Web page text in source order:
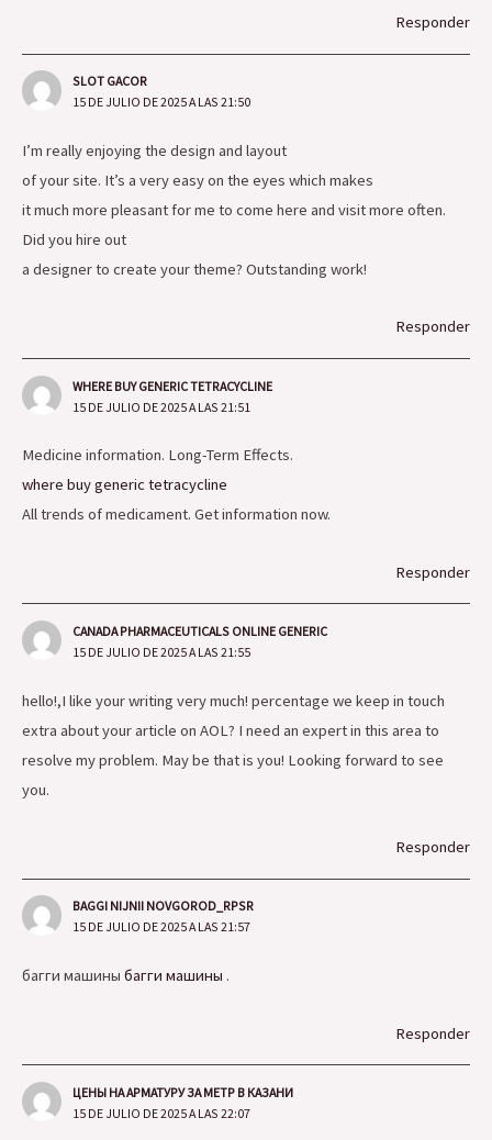
Responder
SLOT GACOR
15 DE JULIO DE 2025 A LAS 21:50
I’m really enjoying the design and layout
of your site. It’s a very easy on the eyes which makes
it much more pleasant for me to come here and visit more often.
Did you hire out
a designer to create your theme? Outstanding work!
Responder
WHERE BUY GENERIC TETRACYCLINE
15 DE JULIO DE 2025 A LAS 21:51
Medicine information. Long-Term Effects.
where buy generic tetracycline
All trends of medicament. Get information now.
Responder
CANADA PHARMACEUTICALS ONLINE GENERIC
15 DE JULIO DE 2025 A LAS 21:55
hello!,I like your writing very much! percentage we keep in touch
extra about your article on AOL? I need an expert in this area to
resolve my problem. May be that is you! Looking forward to see
you.
Responder
BAGGI NIJNII NOVGOROD_RPSR
15 DE JULIO DE 2025 A LAS 21:57
багги машины багги машины .
Responder
ЦЕНЫ НА АРМАТУРУ ЗА МЕТР В КАЗАНИ
15 DE JULIO DE 2025 A LAS 22:07